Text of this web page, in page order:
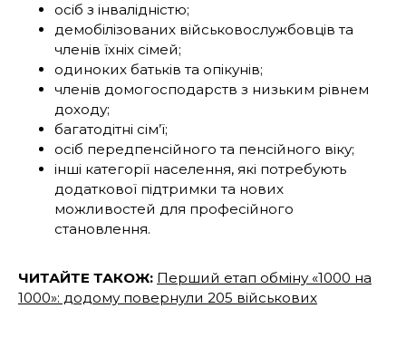
осіб з інвалідністю;
демобілізованих військовослужбовців та
членів їхніх сімей;
одиноких батьків та опікунів;
членів домогосподарств з низьким рівнем
доходу;
багатодітні сім’ї;
осіб передпенсійного та пенсійного віку;
інші категорії населення, які потребують
додаткової підтримки та нових
можливостей для професійного
становлення.
ЧИТАЙТЕ ТАКОЖ: Перший етап обміну «1000 на
1000»: додому повернули 205 військових